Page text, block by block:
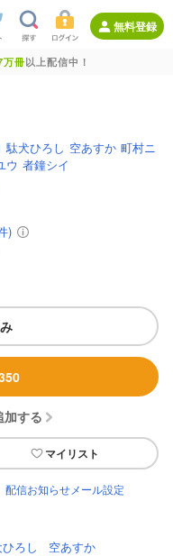
無料登録
万冊以上配信中！
駄犬ひろし 空あすか 町村ニ
ウ 者鐘シイ
)
加する
マイリスト
配信お知らせメール設定
ろし
空あすか